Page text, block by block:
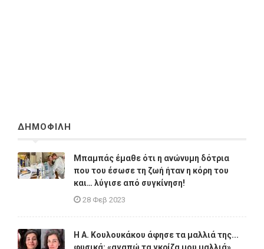
ΔΗΜΟΦΙΛΗ
Μπαμπάς έμαθε ότι η ανώνυμη δότρια
που του έσωσε τη ζωή ήταν η κόρη του
και… λύγισε από συγκίνηση!
28 Φεβ 2023
Η A. Κουλουκάκου άφησε τα μαλλιά της...